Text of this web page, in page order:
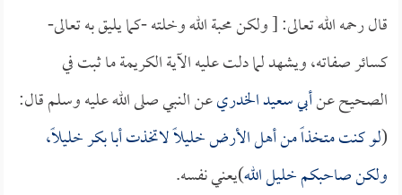
قال رحمه الله تعالى: [ ولكن محبة الله وخلته -كما يليق به تعالى-
كسائر صفاته، ويشهد لما دلت عليه الآية الكريمة ما ثبت في
الصحيح عنأبي سعيد الخدريعن النبي صلى الله عليه وسلم قال:
(لو كنت متخذاً من أهل الأرض خليلاً لاتخذت أبا بكر خليلاً،
ولكن صاحبكم خليل الله)يعني نفسه.